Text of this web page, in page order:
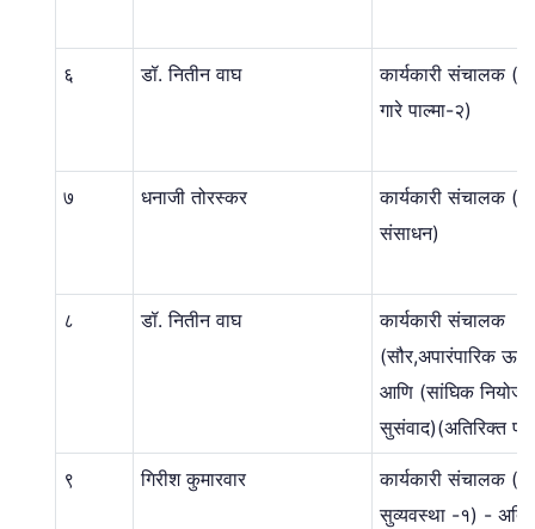
६ डॉ. नितीन वाघ
कार्यकारी संचालक
गारे पाल्मा-२)
७ धनाजी तोरस्कर
कार्यकारी संचालक
संसाधन)
८ डॉ. नितीन वाघ
कार्यकारी संचालक
(सौर,अपारंपारिक
आणि (सांघिक
सुसंवाद)(अतिरिक्त
९ गिरीश कुमारवार
कार्यकारी संचालक
सुव्यवस्था -१) -